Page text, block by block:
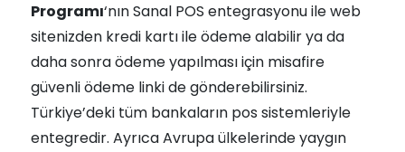
Programı‘nın Sanal POS entegrasyonu ile web
sitenizden kredi kartı ile ödeme alabilir ya da
daha sonra ödeme yapılması için misafire
güvenli ödeme linki de gönderebilirsiniz.
Türkiye’deki tüm bankaların pos sistemleriyle
entegredir. Ayrıca Avrupa ülkelerinde yaygın